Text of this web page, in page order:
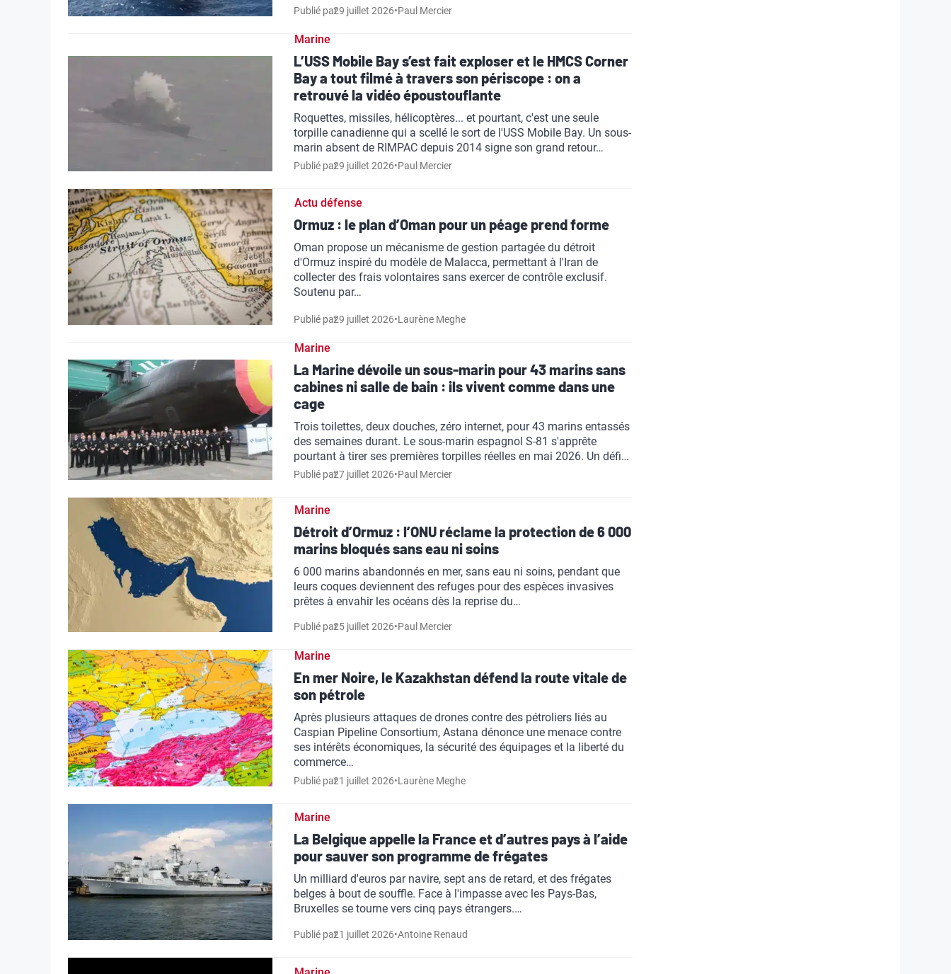
Publié par29 juillet 2026•Paul Mercier
Marine
L’USS Mobile Bay s’est fait exploser et le HMCS Corner
Bay a tout filmé à travers son périscope : on a
retrouvé la vidéo époustouflante
Roquettes, missiles, hélicoptères... et pourtant, c'est une seule
torpille canadienne qui a scellé le sort de l'USS Mobile Bay. Un sous-
marin absent de RIMPAC depuis 2014 signe son grand retour…
Publié par29 juillet 2026•Paul Mercier
Actu défense
Ormuz : le plan d’Oman pour un péage prend forme
Oman propose un mécanisme de gestion partagée du détroit
d'Ormuz inspiré du modèle de Malacca, permettant à l'Iran de
collecter des frais volontaires sans exercer de contrôle exclusif.
Soutenu par…
Publié par29 juillet 2026•Laurène Meghe
Marine
La Marine dévoile un sous-marin pour 43 marins sans
cabines ni salle de bain : ils vivent comme dans une
cage
Trois toilettes, deux douches, zéro internet, pour 43 marins entassés
des semaines durant. Le sous-marin espagnol S-81 s'apprête
pourtant à tirer ses premières torpilles réelles en mai 2026. Un défi…
Publié par27 juillet 2026•Paul Mercier
Marine
Détroit d’Ormuz : l’ONU réclame la protection de 6 000
marins bloqués sans eau ni soins
6 000 marins abandonnés en mer, sans eau ni soins, pendant que
leurs coques deviennent des refuges pour des espèces invasives
prêtes à envahir les océans dès la reprise du…
Publié par25 juillet 2026•Paul Mercier
Marine
En mer Noire, le Kazakhstan défend la route vitale de
son pétrole
Après plusieurs attaques de drones contre des pétroliers liés au
Caspian Pipeline Consortium, Astana dénonce une menace contre
ses intérêts économiques, la sécurité des équipages et la liberté du
commerce…
Publié par21 juillet 2026•Laurène Meghe
Marine
La Belgique appelle la France et d’autres pays à l’aide
pour sauver son programme de frégates
Un milliard d'euros par navire, sept ans de retard, et des frégates
belges à bout de souffle. Face à l'impasse avec les Pays-Bas,
Bruxelles se tourne vers cinq pays étrangers.…
Publié par21 juillet 2026•Antoine Renaud